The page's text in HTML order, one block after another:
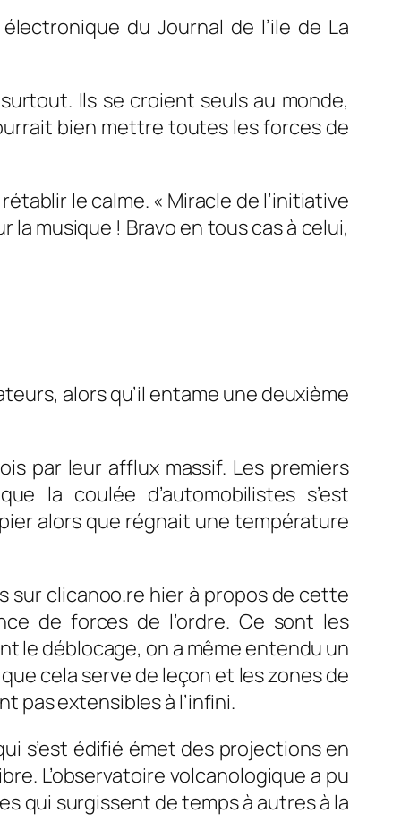
du Journal de l’ile de La
Ils se croient seuls au monde,
bien mettre toutes les forces de
le calme. « Miracle de l’initiative
la musique ! Bravo en tous cas à celui,
alors qu’il entame une deuxième
par leur afflux massif. Les premiers
la coulée d’automobilistes s’est
alors que régnait une température
clicanoo.re hier à propos de cette
de forces de l’ordre. Ce sont les
le déblocage, on a même entendu un
cela serve de leçon et les zones de
pas extensibles à l’infini.
s’est édifié émet des projections en
L’observatoire volcanologique a pu
qui surgissent de temps à autres à la